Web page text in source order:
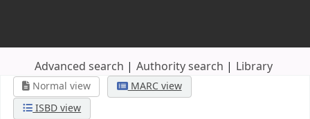
Advanced search Authority search Library
Normal view
MARC view
ISBD view